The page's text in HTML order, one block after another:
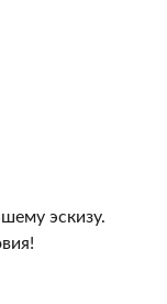
эскизу.